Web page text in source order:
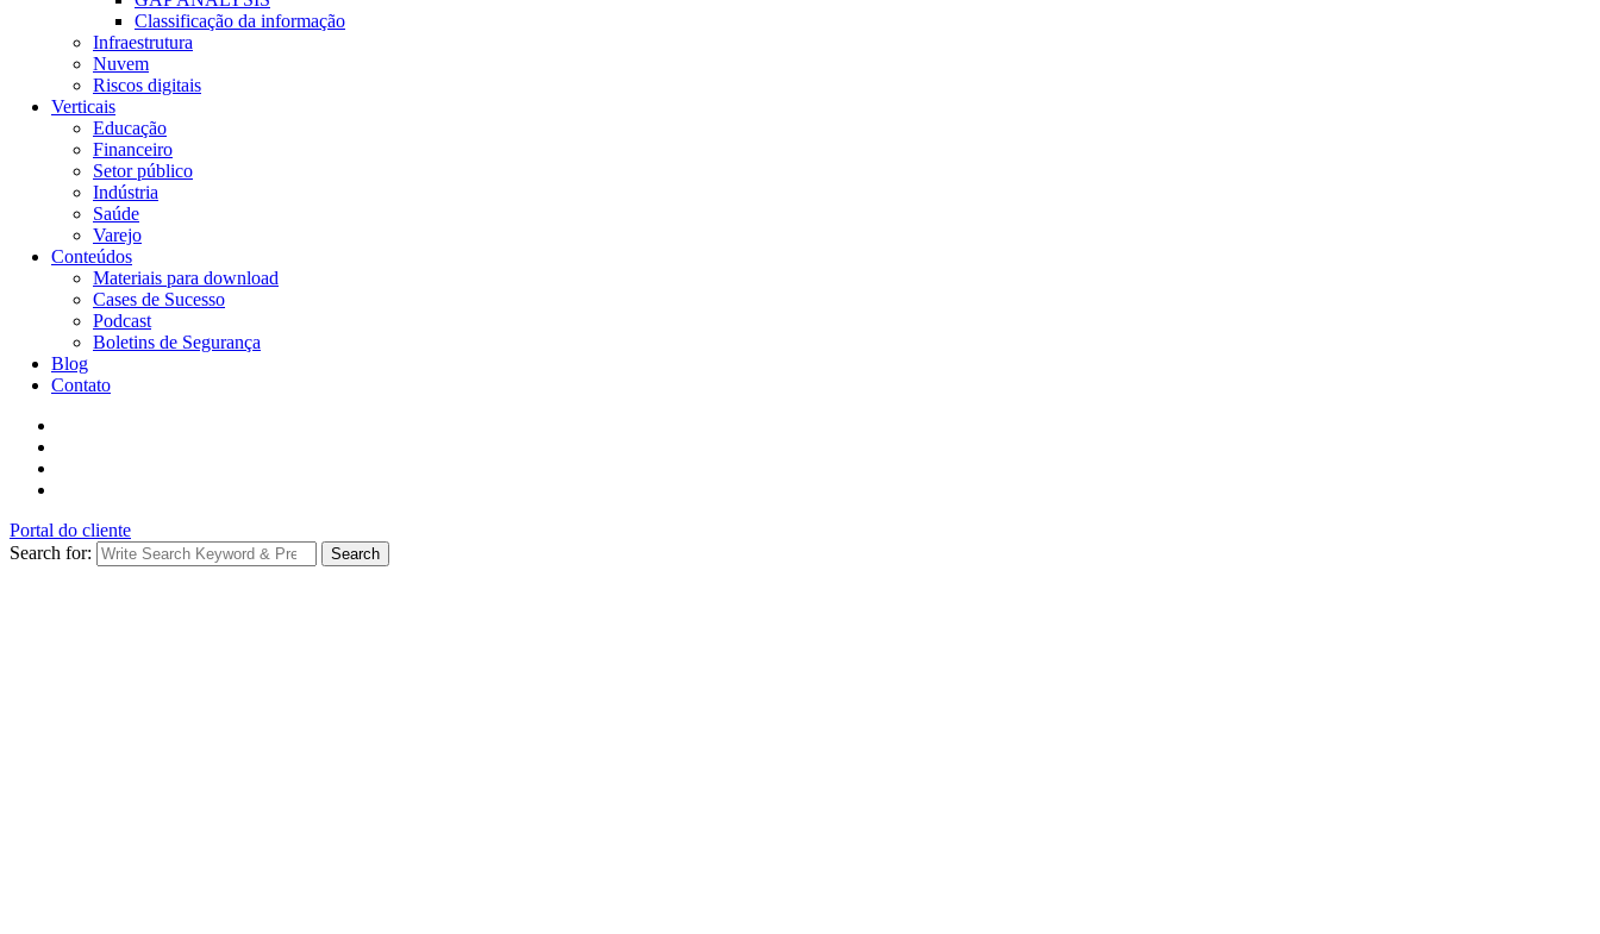
Classificação da informação
Infraestrutura
Nuvem
Riscos digitais
Verticais
Educação
Financeiro
Setor público
Indústria
Saúde
Varejo
Conteúdos
Materiais para download
Cases de Sucesso
Podcast
Boletins de Segurança
Blog
Contato
Portal do cliente
Search for:
Search